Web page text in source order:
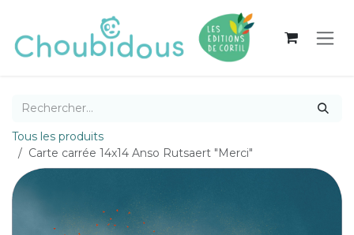
Tous les produits
Carte carrée 14x14 Anso Rutsaert "Merci"